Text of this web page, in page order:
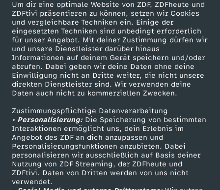
Um dir eine optimale Website von ZDF, ZDFheute und
ZDFtivi präsentieren zu können, setzen wir Cookies
und vergleichbare Techniken ein. Einige der
eingesetzten Techniken sind unbedingt erforderlich
für unser Angebot. Mit deiner Zustimmung dürfen wir
und unsere Dienstleister darüber hinaus
Informationen auf deinem Gerät speichern und/oder
abrufen. Dabei geben wir deine Daten ohne deine
Einwilligung nicht an Dritte weiter, die nicht unsere
direkten Dienstleister sind. Wir verwenden deine
Daten auch nicht zu kommerziellen Zwecken.
Zustimmungspflichtige Datenverarbeitung
• Personalisierung:Die Speicherung von bestimmten
Interaktionen ermöglicht uns, dein Erlebnis im
Angebot des ZDF an dich anzupassen und
Personalisierungsfunktionen anzubieten. Dabei
personalisieren wir ausschließlich auf Basis deiner
Nutzung von ZDF Streaming, der ZDFheute und
ZDFtivi. Daten von Dritten werden von uns nicht
verwendet.
S
U
s
t
e
l
l
t
Mehr ZDF
ZDF-Apps
Smart TV
ZDFtext
Livestreams
Sendungen A-Z
TV-Programm
Service
ZDFmitreden
Kontakt zum ZDF
Tickets
Zuschauerservice
Hilfe